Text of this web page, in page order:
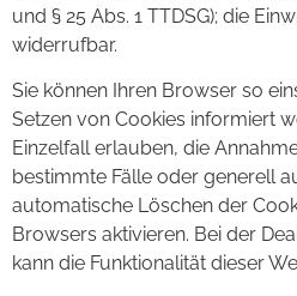
und § 25 Abs. 1 TTDSG); die
widerrufbar.
Sie können Ihren Browser so
Setzen von Cookies informiert
Einzelfall erlauben, die
bestimmte Fälle oder generell
automatische Löschen der
Browsers aktivieren. Bei der
kann die Funktionalität dieser